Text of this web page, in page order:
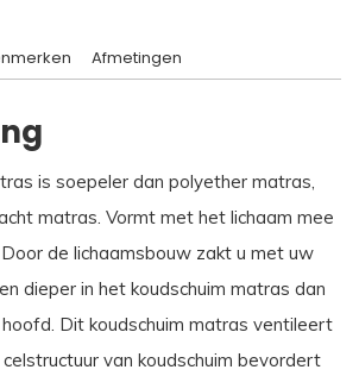
Afmetingen
is soepeler dan polyether matras,
matras. Vormt met het lichaam mee
de lichaamsbouw zakt u met uw
dieper in het koudschuim matras dan
Dit koudschuim matras ventileert
van koudschuim bevordert